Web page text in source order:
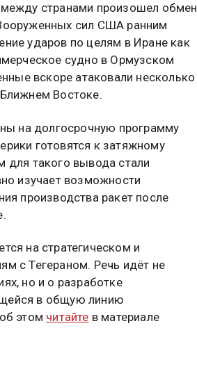
странами произошел обмен
сил США ранним
ударов по целям в Иране как
судно в Ормузском
вскоре атаковали несколько
Востоке.
на долгосрочную программу
готовятся к затяжному
для такого вывода стали
изучает возможности
производства ракет после
на стратегическом и
с Тегераном. Речь идёт не
но и о разработке
в общую линию
этом читайте в материале